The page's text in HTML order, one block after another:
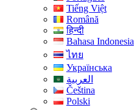
Tiếng Việt
Română
हिन्दी
Bahasa Indonesia
ไทย
Українська
العربية
Čeština
Polski